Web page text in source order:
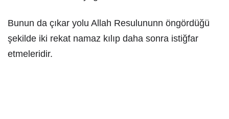
Bunun da çıkar yolu Allah Resulununn öngördüğü
şekilde iki rekat namaz kılıp daha sonra istiğfar
etmeleridir.